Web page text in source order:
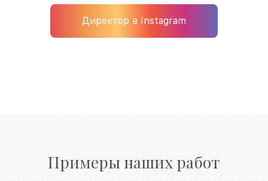
Директор в Instagram
Примеры наших работ